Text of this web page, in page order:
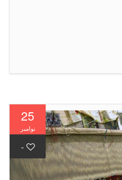
25
نوامبر
-